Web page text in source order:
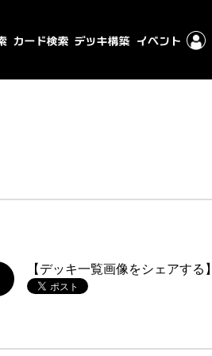
【デッキ一覧画像をシェアする】